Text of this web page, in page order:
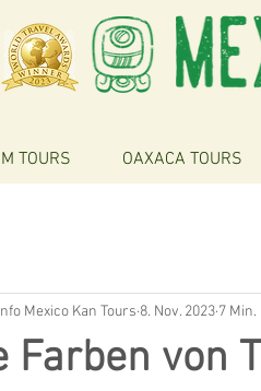
TOURS OAXACA TOURS
Farben von
Mexico Kan Tours 8. Nov. 2023 7